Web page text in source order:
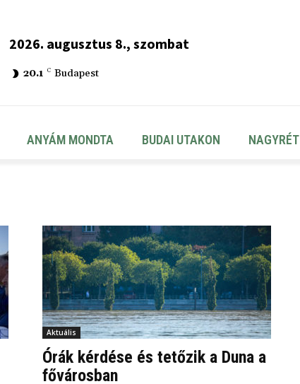
2026. augusztus 8., szombat
20.1 C Budapest
ANYÁM MONDTA BUDAI UTAKON NAGYRÉT
Aktuális
Órák kérdése és tetőzik a Duna a
fővárosban